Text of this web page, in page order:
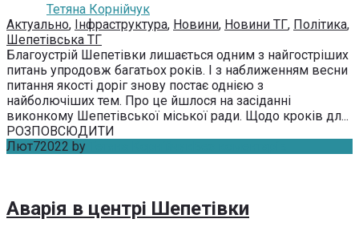
Тетяна Корнійчук
Актуально, Інфраструктура, Новини, Новини ТГ, Політика,
Шепетівська ТГ
Благоустрій Шепетівки лишається одним з найгостріших
питань упродовж багатьох років. І з наближенням весни
питання якості доріг знову постає однією з
найболючіших тем. Про це йшлося на засіданні
виконкому Шепетівської міської ради. Щодо кроків дл...
РОЗПОВСЮДИТИ
Лют72022 by
Аварія в центрі Шепетівки